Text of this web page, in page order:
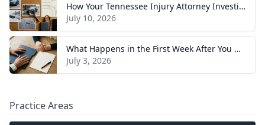
How Your Tennessee Injury Attorney Investigates and Builds Your Case
July 10, 2026
What Happens in the First Week After You Hire a Tennessee Injury Attorney
July 3, 2026
Practice Areas